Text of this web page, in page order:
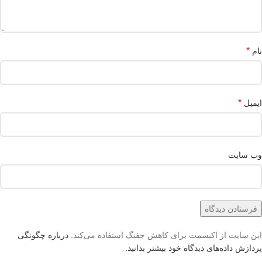
نام *
ایمیل *
وب‌ سایت
این سایت از اکیسمت برای کاهش جفنگ استفاده می‌کند. درباره چگونگی
پردازش داده‌های دیدگاه خود بیشتر بدانید.